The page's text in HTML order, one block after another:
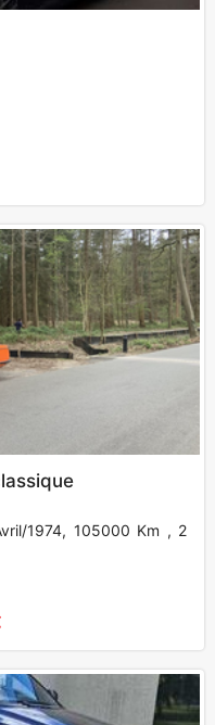
1974, 105000 Km , 2